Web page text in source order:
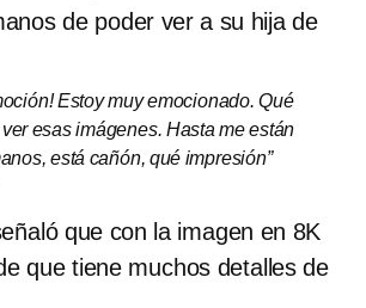
de poder ver a su hija de
Estoy muy emocionado. Qué
esas imágenes. Hasta me están
está cañón, qué impresión”
que con la imagen en 8K
que tiene muchos detalles de